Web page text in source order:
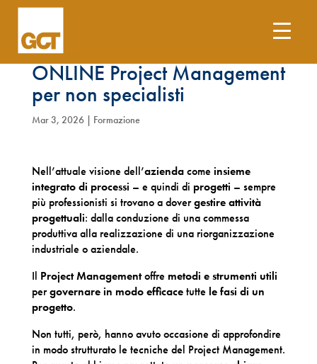
23 e 26 marzo – Corso
ONLINE Project Management
per non specialisti
Mar 3, 2026| Formazione
Nell’attuale visione dell’aziendacome insieme
integrato di processi – e quindi di progetti – sempre
più professionisti si trovano a dovergestire attività
progettuali: dalla conduzione di una commessa
produttiva alla realizzazione di una riorganizzazione
industriale o aziendale.
Il Project Managementoffre metodi e strumenti utili
pergovernare in modo efficacetutte le fasi di un
progetto.
Non tutti, però, hanno avuto occasione di approfondire
in modo strutturato le tecniche del Project Management.